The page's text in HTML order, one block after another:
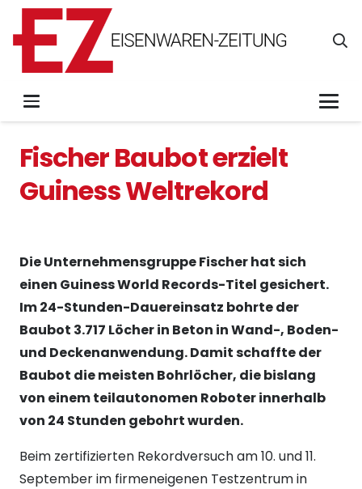
Fischer Baubot erzielt
Guiness Weltrekord
Die Unternehmensgruppe Fischer hat sich
einen Guiness World Records-Titel gesichert.
Im 24-Stunden-Dauereinsatz bohrte der
Baubot 3.717 Löcher in Beton in Wand-, Boden-
und Deckenanwendung. Damit schaffte der
Baubot die meisten Bohrlöcher, die bislang
von einem teilautonomen Roboter innerhalb
von 24 Stunden gebohrt wurden.
Beim zertifizierten Rekordversuch am 10. und 11.
September im firmeneigenen Testzentrum in